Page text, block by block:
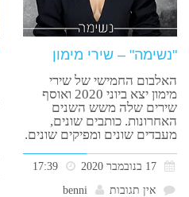
"נשימה" – שירי מימון
האלבום החמישי של שירי
מימון יצא ביוני 2020 ואוסף
שירים שלה משש השנים
האחרונות. כותבים שונים,
מעבדים שונים ומפיקים שונים.
אין תגובות
benni